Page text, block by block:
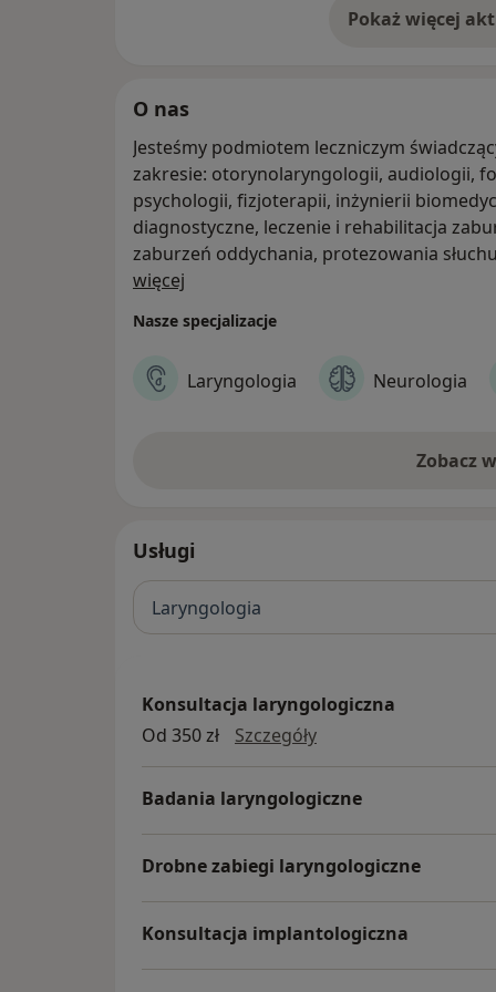
O nas
Jesteśmy podmiotem leczniczym
zakresie: otorynolaryngologii, audiologii,
psychologii, fizjoterapii, inżynierii
diagnostyczne, leczenie i rehabilitacja
zaburzeń oddychania, protezowania
diagnostyki pod kątem implantów
mowy realizujemy obecnie już w dziesięciu
Mowy „MEDINCUS” w całej Polsce.
więcej
Nasze specjalizacje
Laryngologia Neurologia
Zobacz
Usługi
Laryngologia
Konsultacja laryngologiczna
Od 350 zł
Szczegółykonsultacja
Badania laryngologiczne
Drobne zabiegi laryngologiczne
Konsultacja implantologiczna